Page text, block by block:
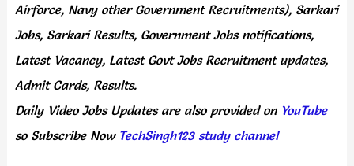
Airforce, Navy other Government Recruitments), Sarkari
Jobs, Sarkari Results, Government Jobs notifications,
Latest Vacancy, Latest Govt Jobs Recruitment updates,
Admit Cards, Results.
Daily Video Jobs Updates are also provided onYouTube
so Subscribe Now TechSingh123 study channel